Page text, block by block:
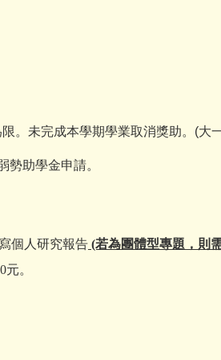
。未完成本學期學業取消獎助。(大
勢助學金申請。
個人研究報告 (若為團體型專題，則
。